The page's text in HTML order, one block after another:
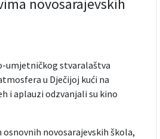
novosarajevskih
umjetničkog stvaralaštva
u Dječijoj kući na
i aplauzi odzvanjali su kino
novosarajevskih škola,